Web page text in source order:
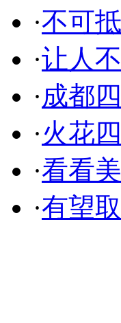
·不可
·让人
·成都
·火花
·看看
·有望